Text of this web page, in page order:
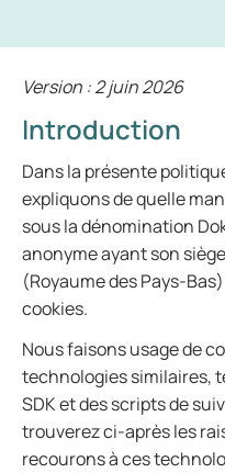
Version : 2 juin 2026
Introduction
Dans la présente
expliquons de quelle
sous la dénomination
anonyme ayant son
(Royaume des Pays-
cookies.
Nous faisons usage de
technologies similaires,
SDK et des scripts de
trouverez ci-après les
recourons à ces